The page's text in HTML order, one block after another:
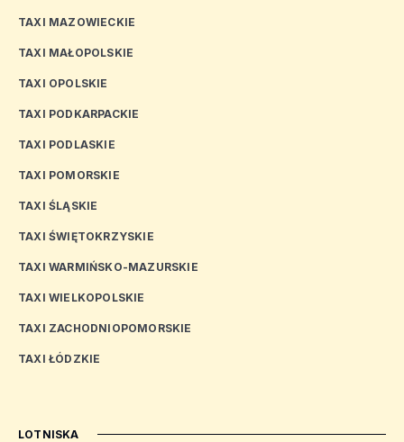
TAXI MAZOWIECKIE
TAXI MAŁOPOLSKIE
TAXI OPOLSKIE
TAXI PODKARPACKIE
TAXI PODLASKIE
TAXI POMORSKIE
TAXI ŚLĄSKIE
TAXI ŚWIĘTOKRZYSKIE
TAXI WARMIŃSKO-MAZURSKIE
TAXI WIELKOPOLSKIE
TAXI ZACHODNIOPOMORSKIE
TAXI ŁÓDZKIE
LOTNISKA